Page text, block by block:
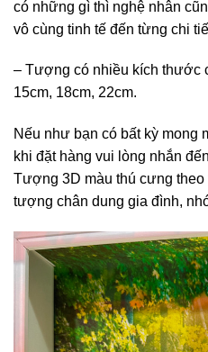
có những gì thì nghệ nhân
vô cùng tinh tế đến từng chi
– Tượng có nhiều kích thước
15cm, 18cm, 22cm.
Nếu như bạn có bất kỳ mong
khi đặt hàng vui lòng nhắn
Tượng 3D màu thú cưng
tượng chân dung gia đình,